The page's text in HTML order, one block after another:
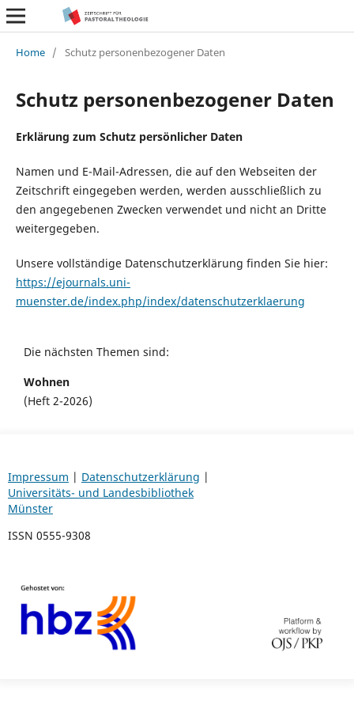
Home / Schutz personenbezogener Daten
Schutz personenbezogener Daten
Erklärung zum Schutz persönlicher Daten
Namen und E-Mail-Adressen, die auf den Webseiten der
Zeitschrift eingegeben werden, werden ausschließlich zu
den angegebenen Zwecken verwendet und nicht an Dritte
weitergegeben.
Unsere vollständige Datenschutzerklärung finden Sie hier:
https://ejournals.uni-
muenster.de/index.php/index/datenschutzerklaerung
Die nächsten Themen sind:
Wohnen
(Heft 2-2026)
Impressum | Datenschutzerklärung |
Universitäts- und Landesbibliothek
Münster
ISSN 0555-9308